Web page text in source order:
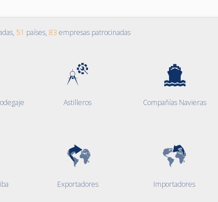
51 países, 83 empresas patrocinadas
Astilleros Compañías Navieras
Exportadores Importadores